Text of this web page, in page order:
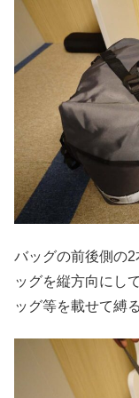
バッグの前後側の
ッグを縦方向にし
ッグ等を載せて縛